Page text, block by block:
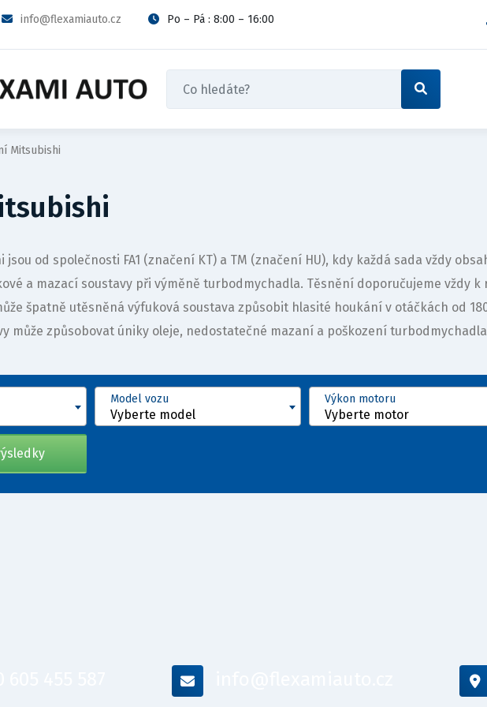
info@flexamiauto.cz Po – Pá : 8:00 – 16:00
Mitsubishi
od společnosti FA1 (značení KT) a TM (značení HU), kdy každá sada vždy
a mazací soustavy při výměně turbodmychadla. Těsnění doporučujeme vždy
špatně utěsněná výfuková soustava způsobit hlasité houkání v otáčkách od
může způsobovat úniky oleje, nedostatečné mazaní a poškození
Vyberte model
Model vozu
Vyberte motor
Výkon motoru